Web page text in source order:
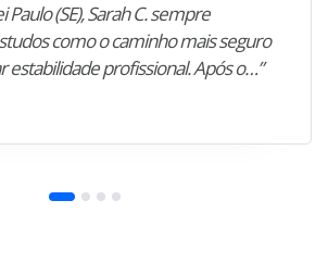
Paulo (SE), Sarah C. sempre
como o caminho mais seguro
estabilidade profissional. Após o…”